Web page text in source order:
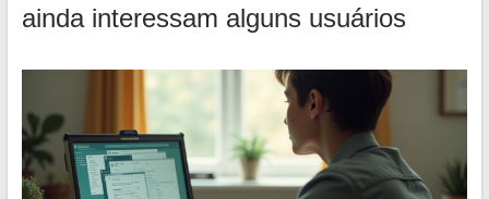
ainda interessam alguns usuários